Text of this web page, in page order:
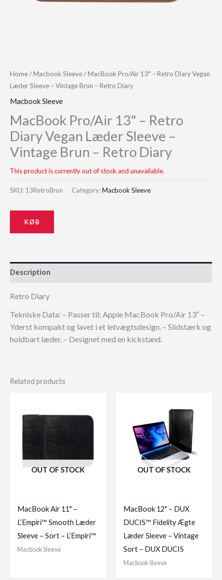
Home/Macbook Sleeve/ MacBook Pro/Air 13" – Retro Diary Vegan
Læder Sleeve – Vintage Brun – Retro Diary
Macbook Sleeve
MacBook Pro/Air 13" – Retro
Diary Vegan Læder Sleeve –
Vintage Brun – Retro Diary
This product is currently out of stock and unavailable.
SKU: 13RetroBrun Category:Macbook Sleeve
KØB
Description
Retro Diary
Tekniske Data: – Passer til: Apple MacBook Pro/Air 13″ –
Yderst kompakt og lavet i et letvægtsdesign. – Slidstærk og
holdbart læder. – Designet med en kickstand.
Related products
OUT OF STOCK
MacBook Air 11" –
L’Empiri™ Smooth Læder
Sleeve – Sort – L’Empiri™
Macbook Sleeve
OUT OF STOCK
MacBook 12" – DUX
DUCIS™ Fidelity Ægte
Læder Sleeve – Vintage
Sort – DUX DUCIS
Macbook Sleeve